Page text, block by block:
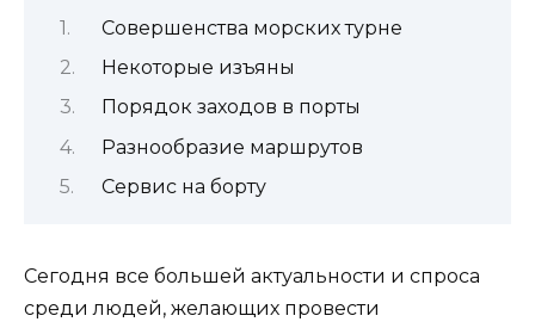
Совершенства морских турне
Некоторые изъяны
Порядок заходов в порты
Разнообразие маршрутов
Сервис на борту
Сегодня все большей актуальности и спроса
среди людей, желающих провести